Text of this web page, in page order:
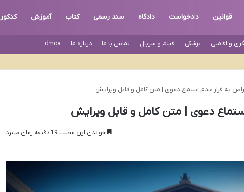
قوانین دادخواست دادگاه سند رسمی کتاب آموزش کنکور
و اقامتی پزشکی فیلم و سریال تماس با ما درباره ما dmca
به قرار عدم استماع دعوی | متن کامل و قابل ویرایش
دعوی | متن کامل و قابل ویرایش
خواندن این مطلب 19 دقیقه زمان میبرد